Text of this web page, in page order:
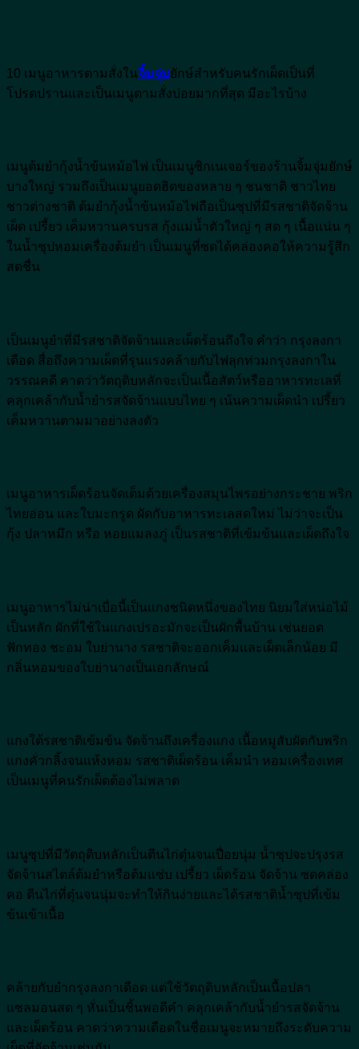
10 เมนูอาหารตามสั่งในจิ้มจุ่มยักษ์สำหรับคนรักเผ็ดเป็นที่
โปรดปรานและเป็นเมนูตามสั่งบ่อยมากที่สุด มีอะไรบ้าง
เมนูต้มยำกุ้งน้ำข้นหม้อไฟ เป็นเมนูซิกเนเจอร์ของร้านจิ้มจุ่มยักษ์
บางใหญ่ รวมถึงเป็นเมนูยอดฮิตของหลาย ๆ ชนชาติ ชาวไทย
ชาวต่างชาติ ต้มยำกุ้งน้ำข้นหม้อไฟถือเป็นซุปที่มีรสชาติจัดจ้าน
เผ็ด เปรี้ยว เค็มหวานครบรส กุ้งแม่น้ำตัวใหญ่ ๆ สด ๆ เนื้อแน่น ๆ
ในน้ำซุปหอมเครื่องต้มยำ เป็นเมนูที่ซดได้คล่องคอให้ความรู้สึก
สดชื่น
เป็นเมนูยำที่มีรสชาติจัดจ้านและเผ็ดร้อนถึงใจ คำว่า กรุงลงกา
เดือด สื่อถึงความเผ็ดที่รุนแรงคล้ายกับไฟลุกท่วมกรุงลงกาใน
วรรณคดี คาดว่าวัตถุดิบหลักจะเป็นเนื้อสัตว์หรืออาหารทะเลที่
คลุกเคล้ากับน้ำยำรสจัดจ้านแบบไทย ๆ เน้นความเผ็ดนำ เปรี้ยว
เค็มหวานตามมาอย่างลงตัว
เมนูอาหารเผ็ดร้อนจัดเต็มด้วยเครื่องสมุนไพรอย่างกระชาย พริก
ไทยอ่อน และใบมะกรูด ผัดกับอาหารทะเลสดใหม่ ไม่ว่าจะเป็น
กุ้ง ปลาหมึก หรือ หอยแมลงภู่ เป็นรสชาติที่เข้มข้นและเผ็ดถึงใจ
เมนูอาหารไม่น่าเบื่อนี้เป็นแกงชนิดหนึ่งของไทย นิยมใส่หน่อไม้
เป็นหลัก ผักที่ใช้ในแกงเปรอะมักจะเป็นผักพื้นบ้าน เช่นยอด
ฟักทอง ชะอม ใบย่านาง รสชาติจะออกเค็มและเผ็ดเล็กน้อย มี
กลิ่นหอมของใบย่านางเป็นเอกลักษณ์
แกงใต้รสชาติเข้มข้น จัดจ้านถึงเครื่องแกง เนื้อหมูสับผัดกับพริก
แกงคั่วกลิ้งจนแห้งหอม รสชาติเผ็ดร้อน เค็มนำ หอมเครื่องเทศ
เป็นเมนูที่คนรักเผ็ดต้องไม่พลาด
เมนูซุปที่มีวัตถุดิบหลักเป็นตีนไก่ตุ๋นจนเปื่อยนุ่ม น้ำซุปจะปรุงรส
จัดจ้านสไตล์ต้มยำหรือต้มแซ่บ เปรี้ยว เผ็ดร้อน จัดจ้าน ซดคล่อง
คอ ตีนไก่ที่ตุ๋นจนนุ่มจะทำให้กินง่ายและได้รสชาติน้ำซุปที่เข้ม
ข้นเข้าเนื้อ
คล้ายกับยำกรุงลงกาเดือด แต่ใช้วัตถุดิบหลักเป็นเนื้อปลา
แซลมอนสด ๆ หั่นเป็นชิ้นพอดีคำ คลุกเคล้ากับน้ำยำรสจัดจ้าน
และเผ็ดร้อน คาดว่าความเดือดในชื่อเมนูจะหมายถึงระดับความ